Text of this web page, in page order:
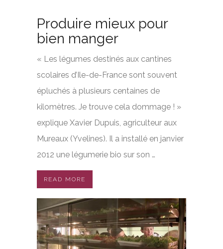
Produire mieux pour
bien manger
« Les légumes destinés aux cantines
scolaires d’Ile-de-France sont souvent
épluchés à plusieurs centaines de
kilomètres. Je trouve cela dommage ! »
explique Xavier Dupuis, agriculteur aux
Mureaux (Yvelines). Il a installé en janvier
2012 une légumerie bio sur son …
READ MORE